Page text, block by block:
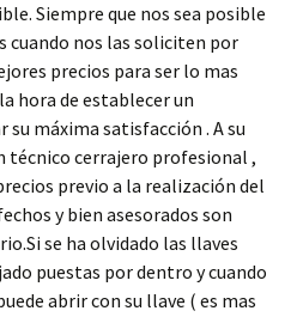
Siempre que nos sea posible
nos las soliciten por
precios para ser lo mas
hora de establecer un
máxima satisfacción . A su
técnico cerrajero profesional ,
previo a la realización del
y bien asesorados son
se ha olvidado las llaves
puestas por dentro y cuando
abrir con su llave ( es mas